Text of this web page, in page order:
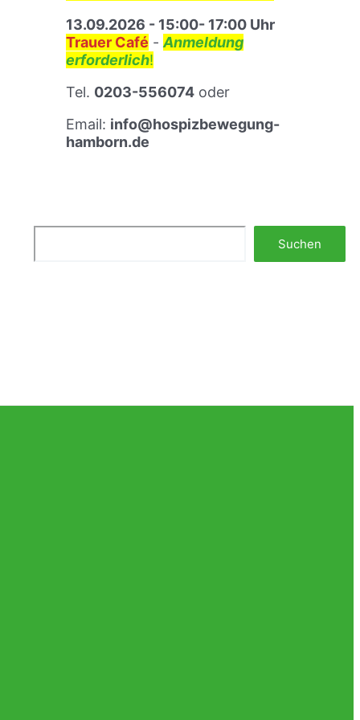
ä
u
m
s
f
f
13.09.2026 - 15:00- 17:00 Uhr
Trauer Café - Anmeldung
erforderlich!
Tel. 0203-556074 oder
Email: info@hospizbewegung-
hamborn.de
Suchen